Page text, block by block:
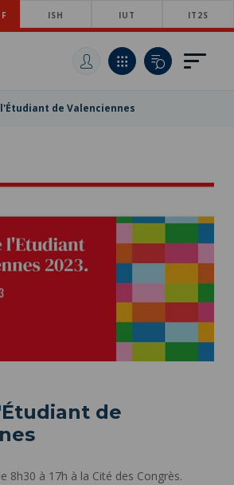
ISH IUT IT2S
de Valenciennes
de
8h30 à 17h à la Cité des Congrès.